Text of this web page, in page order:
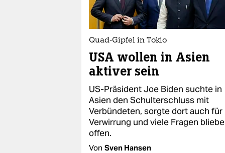
Quad-Gipfel in Tokio
USA wollen in Asien
aktiver sein
US-Präsident Joe Biden suchte in
Asien den Schulterschluss mit
Verbündeten, sorgte dort auch für
Verwirrung und viele Fragen
offen.
Von Sven Hansen